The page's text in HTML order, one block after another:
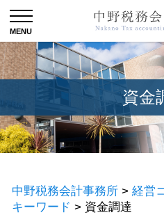
資金
中野税務会計事務所 > 経営
キーワード > 資金調達